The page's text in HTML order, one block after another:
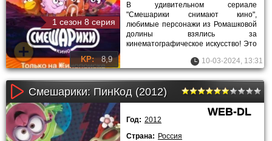
1 сезон 8 серия
KP: 8,9
В удивительном сериале
"Смешарики снимают кино",
любимые персонажи из Ромашковой
долины взялись за
кинематографическое искусство! Это
10-03-2024, 13:31
Смешарики: ПинКод (2012)
WEB-DL
Год: 2012
Страна: Россия